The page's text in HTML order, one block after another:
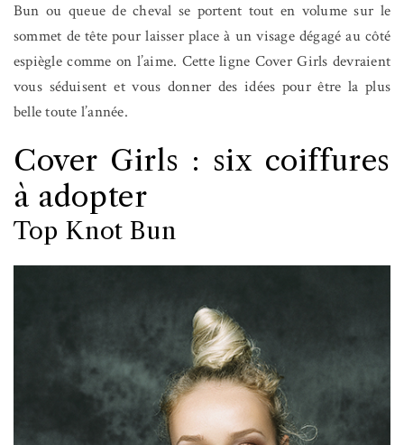
Bun ou queue de cheval se portent tout en volume sur le
sommet de tête pour laisser place à un visage dégagé au côté
espiègle comme on l’aime. Cette ligne Cover Girls devraient
vous séduisent et vous donner des idées pour être la plus
belle toute l’année.
Cover Girls : six coiffures
à adopter
Top Knot Bun